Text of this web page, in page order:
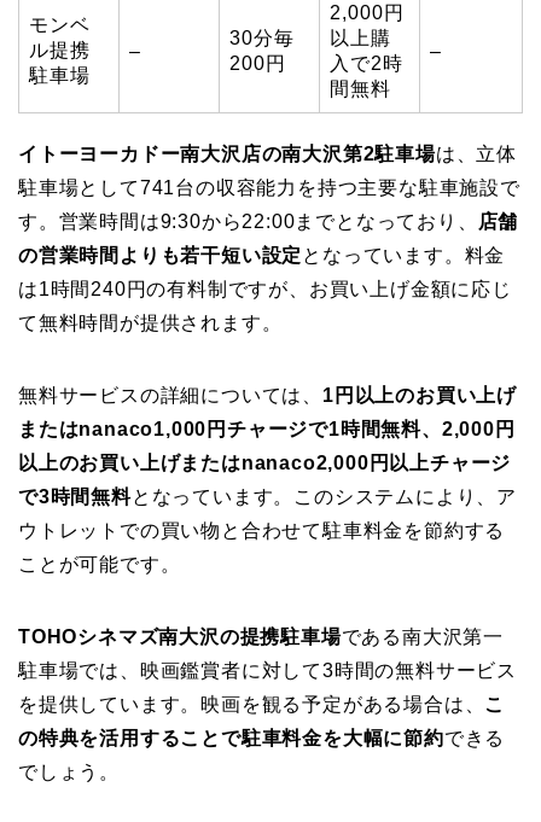
モンベ
ル提携
駐車場
–
30分毎
200円
2,000円
以上購
入で2時
間無料
–
イトーヨーカドー南大沢店の南大沢第2駐車場は、立体
駐車場として741台の収容能力を持つ主要な駐車施設で
す。営業時間は9:30から22:00までとなっており、
店舗
の営業時間よりも若干短い設定 となっています。料金
は1時間240円の有料制ですが、お買い上げ金額に応じ
て無料時間が提供されます。
無料サービスの詳細については、 1円以上のお買い上げ
またはnanaco1,000円チャージで1時間無料、2,000円
以上のお買い上げまたはnanaco2,000円以上チャージ
で3時間無料となっています。このシステムにより、ア
ウトレットでの買い物と合わせて駐車料金を節約する
ことが可能です。
TOHOシネマズ南大沢の提携駐車場である南大沢第一
駐車場では、映画鑑賞者に対して3時間の無料サービス
を提供しています。映画を観る予定がある場合は、 こ
の特典を活用することで駐車料金を大幅に節約できる
でしょう。